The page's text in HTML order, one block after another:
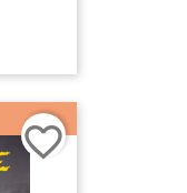
favorite_border